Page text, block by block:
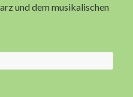
und dem musikalischen